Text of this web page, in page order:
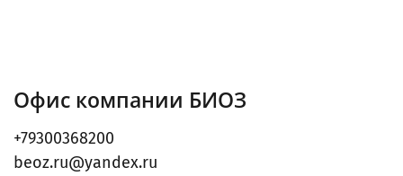
Офис компании БИОЗ
+79300368200
beoz.ru@yandex.ru